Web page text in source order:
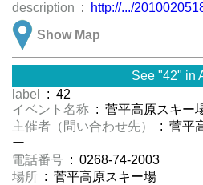
description :
http://.../
Show Map
See "42" in
label
: 42
イベント名称 : 菅平高原スキー
主催者（問い合わせ先）
: 菅平
ー
電話番号 : 0268-74-2003
場所 : 菅平高原スキー場